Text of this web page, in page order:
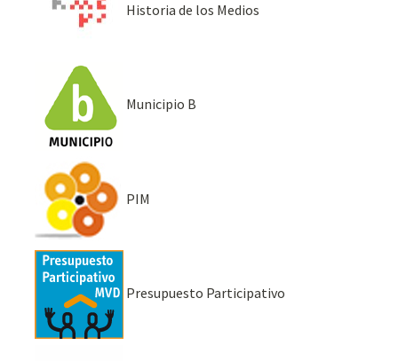
Historia de los Medios
Municipio B
PIM
Presupuesto Participativo